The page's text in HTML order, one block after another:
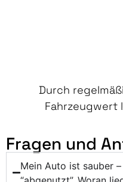
Durch
Fahrzeugwert
Fragen und
Mein Auto ist sauber